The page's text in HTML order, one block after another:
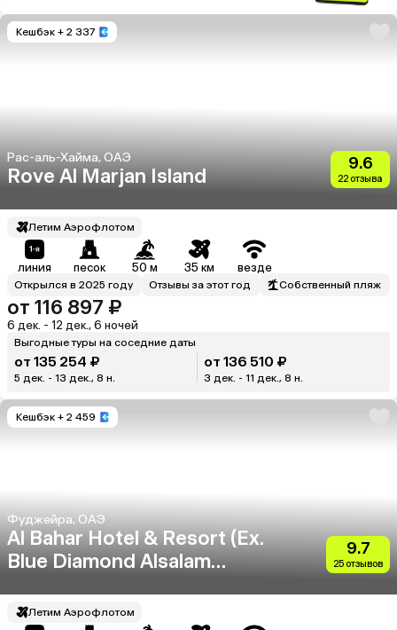
Кешбэк + 2 337
Рас-аль-Хайма, ОАЭ
Rove Al Marjan Island
9.6
22 отзыва
Летим Аэрофлотом
линия песок 50 м 35 км везде
Открылся в 2025 году Отзывы за этот год Собственный пляж
от 116 897 ₽
6 дек. - 12 дек., 6 ночей
Выгодные туры на соседние даты
от 135 254 ₽
5 дек. - 13 дек., 8 н.
от 136 510 ₽
3 дек. - 11 дек., 8 н.
Кешбэк + 2 459
Фуджейра, ОАЭ
Al Bahar Hotel & Resort (Ex.
Blue Diamond Alsalam
9.7
25 отзывов
Летим Аэрофлотом